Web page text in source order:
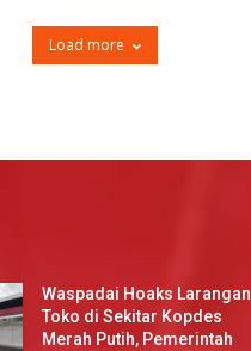
Load more
Waspadai Hoaks Larangan
Toko di Sekitar Kopdes
Merah Putih, Pemerintah